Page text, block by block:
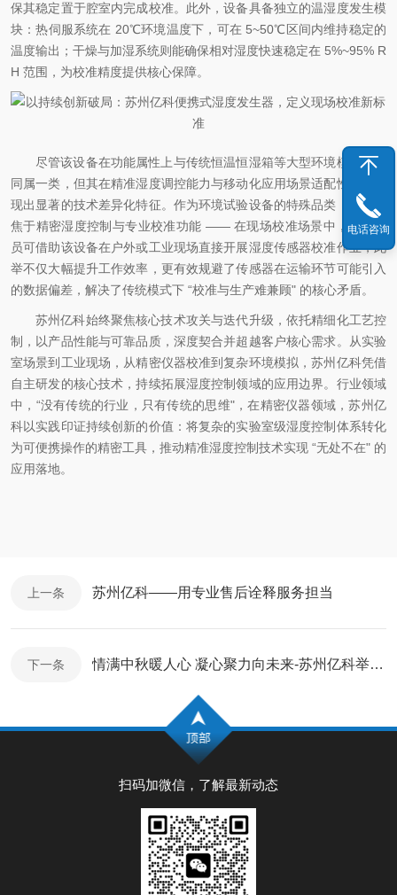
保其稳定置于腔室内完成校准。此外，设备具备独立的温湿度发生模
块：热伺服系统在 20℃环境温度下，可在 5~50℃区间内维持稳定的
温度输出；干燥与加湿系统则能确保相对湿度快速稳定在 5%~95% R
H 范围，为校准精度提供核心保障。
尽管该设备在功能属性上与传统恒温恒湿箱等大型环境模拟设备
同属一类，但其在精准湿度调控能力与移动化应用场景适配性上，展
现出显著的技术差异化特征。作为环境试验设备的特殊品类，它更聚
焦于精密湿度控制与专业校准功能 —— 在现场校准场景中，工作人
员可借助该设备在户外或工业现场直接开展湿度传感器校准作业，此
举不仅大幅提升工作效率，更有效规避了传感器在运输环节可能引入
的数据偏差，解决了传统模式下 “校准与生产难兼顾" 的核心矛盾。
苏州亿科始终聚焦核心技术攻关与迭代升级，依托精细化工艺控
制，以产品性能与可靠品质，深度契合并超越客户核心需求。从实验
室场景到工业现场，从精密仪器校准到复杂环境模拟，苏州亿科凭借
自主研发的核心技术，持续拓展湿度控制领域的应用边界。行业领域
中，“没有传统的行业，只有传统的思维"，在精密仪器领域，苏州亿
科以实践印证持续创新的价值：将复杂的实验室级湿度控制体系转化
为可便携操作的精密工具，推动精准湿度控制技术实现 “无处不在" 的
应用落地。
上一条 苏州亿科——用专业售后诠释服务担当
下一条 情满中秋暖人心 凝心聚力向未来-苏州亿科举办中秋主题活动
扫码加微信，了解最新动态
电话咨询